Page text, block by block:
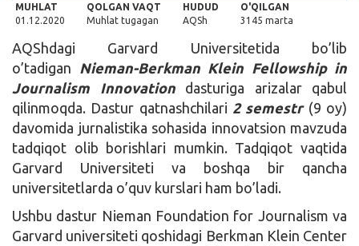
MUHLAT
01.12.2020
QOLGAN VAQT
Muhlat tugagan
HUDUD
AQSh
O'QILGAN
3145 marta
AQShdagi Garvard Universitetida bo’lib
o’tadigan
Nieman-Berkman Klein Fellowship in
Journalism Innovation dasturiga arizalar qabul
qilinmoqda. Dastur qatnashchilari 2 semestr(9 oy)
davomida jurnalistika sohasida innovatsion mavzuda
tadqiqot olib borishlari mumkin. Tadqiqot vaqtida
Garvard Universiteti va boshqa bir qancha
universitetlarda o’quv kurslari ham bo’ladi.
Ushbu dastur Nieman Foundation for Journalism va
Garvard universiteti qoshidagi Berkman Klein Center